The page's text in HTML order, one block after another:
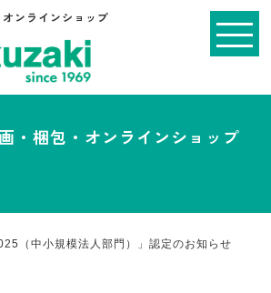
ンラインショップ
・梱包・オンラインショップ
（中小規模法人部門）」認定のお知らせ